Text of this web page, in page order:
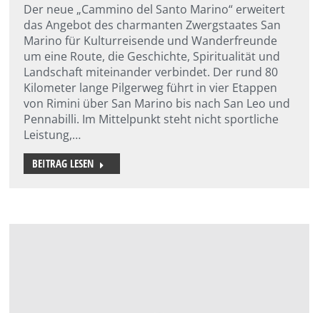
Der neue „Cammino del Santo Marino“ erweitert
das Angebot des charmanten Zwergstaates San
Marino für Kulturreisende und Wanderfreunde
um eine Route, die Geschichte, Spiritualität und
Landschaft miteinander verbindet. Der rund 80
Kilometer lange Pilgerweg führt in vier Etappen
von Rimini über San Marino bis nach San Leo und
Pennabilli. Im Mittelpunkt steht nicht sportliche
Leistung,…
BEITRAG LESEN